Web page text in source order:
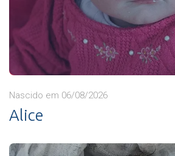
Nascido em 06/08/2026
Alice